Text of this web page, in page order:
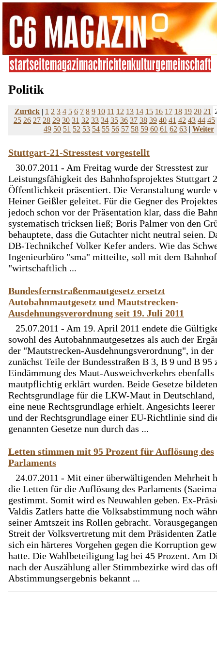
Politik
Zurück | 1 2 3 4 5 6 7 8 9 10 11 12 13 14 15 16 17 18 19 20 21
25 26 27 28 29 30 31 32 33 34 35 36 37 38 39 40 41 42 43 44 45
49 50 51 52 53 54 55 56 57 58 59 60 61 62 63 | Weiter
Stuttgart-21-Stresstest vorgestellt
30.07.2011 - Am Freitag wurde der Stresstest zur
Leistungsfähigkeit des Bahnhofsprojektes Stuttgart
Öffentlichkeit präsentiert. Die Veranstaltung wurde
Heiner Geißler geleitet. Für die Gegner des
jedoch schon vor der Präsentation klar, dass die
systematisch tricksen ließ; Boris Palmer von den
behauptete, dass die Gutachter nicht neutral seien.
DB-Technikchef Volker Kefer anders. Wie das
Ingenieurbüro "sma" mitteilte, soll mit dem
"wirtschaftlich ...
Bundesfernstraßenmautgesetz ersetzt
Autobahnmautgesetz und Mautstrecken-
Ausdehnungsverordnung seit 19. Juli 2011
25.07.2011 - Am 19. April 2011 endete die
sowohl des Autobahnmautgesetzes als auch der
der "Mautstrecken-Ausdehnungsverordnung", in der
zunächst Teile der Bundesstraßen B 3, B 9 und B 95
Eindämmung des Maut-Ausweichverkehrs
mautpflichtig erklärt wurden. Beide Gesetze
Rechtsgrundlage für die LKW-Maut in Deutschland,
eine neue Rechtsgrundlage erhielt. Angesichts leerer
und der Rechtsgrundlage einer EU-Richtlinie sind
genannten Gesetze nun durch das ...
Letten stimmen mit 95 Prozent für Auflösung des
Parlaments
24.07.2011 - Mit einer überwältigenden Mehrheit
die Letten für die Auflösung des Parlaments
gestimmt. Somit wird es Neuwahlen geben. Ex-
Valdis Zatlers hatte die Volksabstimmung noch
seiner Amtszeit ins Rollen gebracht.
Streit der Volksvertretung mit dem Präsidenten
sich ein härteres Vorgehen gegen die Korruption
hatte. Die Wahlbeteiligung lag bei 45 Prozent. Am
nach der Auszählung aller Stimmbezirke wird das
Abstimmungsergebnis bekannt ...